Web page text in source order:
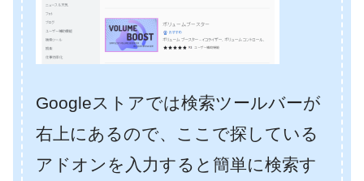
Googleストアでは検索ツールバーが
右上にあるので、ここで探している
アドオンを入力すると簡単に検索す